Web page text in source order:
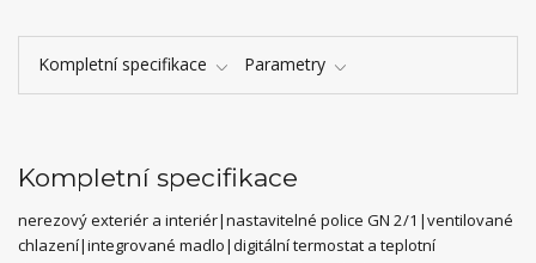
Kompletní specifikace Parametry
Kompletní specifikace
nerezový exteriér a interiér|nastavitelné police GN 2/1|ventilované
chlazení|integrované madlo|digitální termostat a teplotní